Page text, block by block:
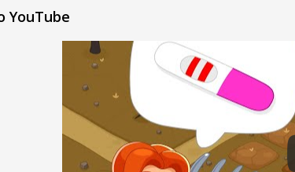
YouTube